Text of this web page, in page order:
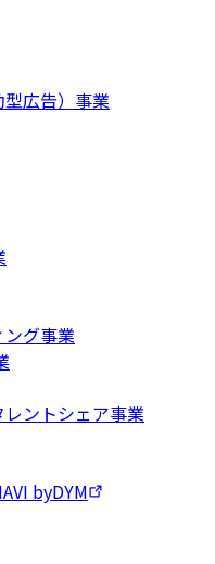
型広告）事業
ング事業
ントシェア事業
byDYM